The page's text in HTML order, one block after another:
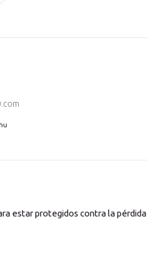
estar protegidos contra la pérdida